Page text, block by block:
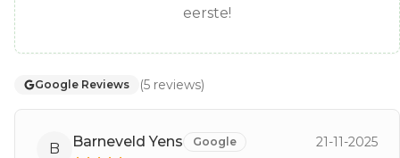
eerste!
Google Reviews (5 reviews)
B Barneveld Yens Google 21-11-2025